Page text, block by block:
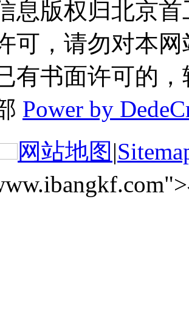
息版权归北京
可，请勿对本
有书面许可的
Power by
网站地图 |